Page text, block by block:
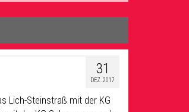
31
DEZ. 2017
Lich-Steinstraß mit der KG